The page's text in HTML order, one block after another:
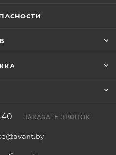
40 ЗАКАЗАТЬ ЗВОНОК